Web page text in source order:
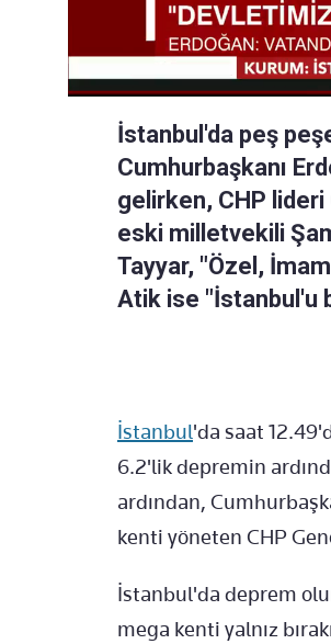
İstanbul'da peş
Cumhurbaşkanı
gelirken, CHP lideri
eski milletvekili
Tayyar, "Özel,
Atik ise "İstanbul'u
İstanbul'da saat
6.2'lik depremin
ardından,
kenti yöneten CHP
İstanbul'da deprem
mega kenti yalnız